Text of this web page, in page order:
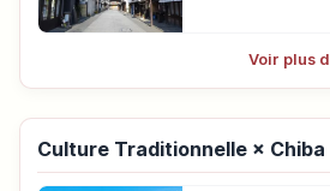
Voir plus
Culture Traditionnelle × Chiba